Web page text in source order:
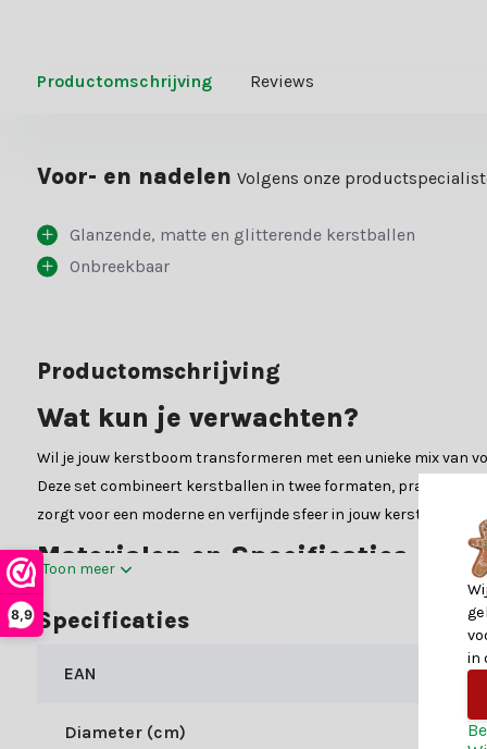
8,9
Productomschrijving Reviews
Voor- en nadelen Volgens onze
Glanzende, matte en glitterende kerstballen
Onbreekbaar
Productomschrijving
Wat kun je verwachten?
Wil je jouw kerstboom transformeren met een unieke mix van
Deze set combineert kerstballen in twee formaten, prachtige
zorgt voor een moderne en verfijnde sfeer in jouw
Materialen en Specificaties
Deze decoraties van Decoris zijn vervaardigd van hoogwaardig
16x kerstbal - 40mm
6x ijspegel ornamenten - 150mm
Toon meer
Specificaties
EAN
Diameter (cm)
in